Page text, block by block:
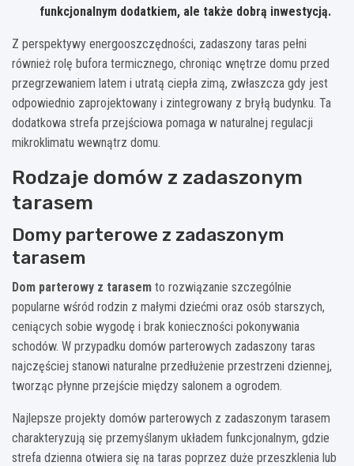
funkcjonalnym dodatkiem, ale także dobrą inwestycją.
Z perspektywy energooszczędności, zadaszony taras pełni
również rolę bufora termicznego, chroniąc wnętrze domu przed
przegrzewaniem latem i utratą ciepła zimą, zwłaszcza gdy jest
odpowiednio zaprojektowany i zintegrowany z bryłą budynku. Ta
dodatkowa strefa przejściowa pomaga w naturalnej regulacji
mikroklimatu wewnątrz domu.
Rodzaje domów z zadaszonym
tarasem
Domy parterowe z zadaszonym
tarasem
Dom parterowy z tarasem to rozwiązanie szczególnie
popularne wśród rodzin z małymi dziećmi oraz osób starszych,
ceniących sobie wygodę i brak konieczności pokonywania
schodów. W przypadku domów parterowych zadaszony taras
najczęściej stanowi naturalne przedłużenie przestrzeni dziennej,
tworząc płynne przejście między salonem a ogrodem.
Najlepsze projekty domów parterowych z zadaszonym tarasem
charakteryzują się przemyślanym układem funkcjonalnym, gdzie
strefa dzienna otwiera się na taras poprzez duże przeszklenia lub